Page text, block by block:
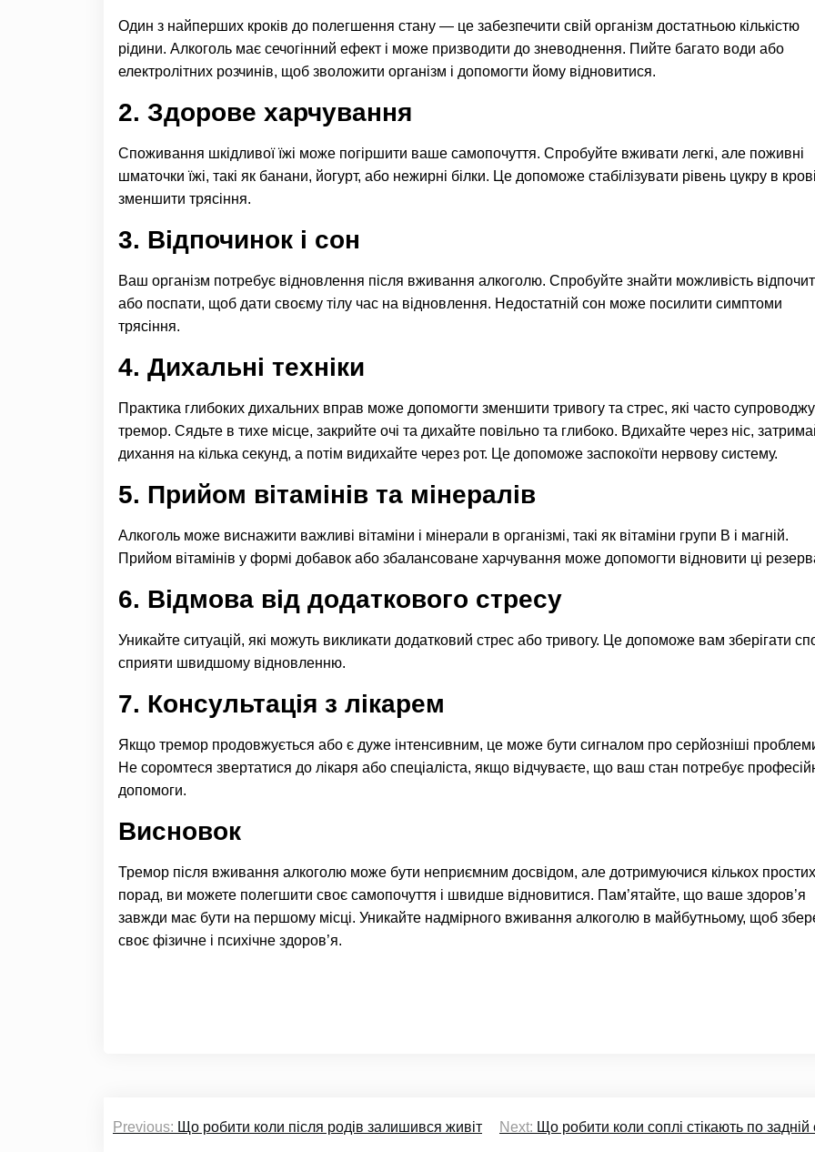
Один з найперших кроків до полегшення стану — це забезпечити свій організм достатньою кількістю
рідини. Алкоголь має сечогінний ефект і може призводити до зневоднення. Пийте багато води або
електролітних розчинів, щоб зволожити організм і допомогти йому відновитися.
2. Здорове харчування
Споживання шкідливої їжі може погіршити ваше самопочуття. Спробуйте вживати легкі, але поживні
шматочки їжі, такі як банани, йогурт, або нежирні білки. Це допоможе стабілізувати рівень цукру в
зменшити трясіння.
3. Відпочинок і сон
Ваш організм потребує відновлення після вживання алкоголю. Спробуйте знайти можливість
або поспати, щоб дати своєму тілу час на відновлення. Недостатній сон може посилити симптоми
трясіння.
4. Дихальні техніки
Практика глибоких дихальних вправ може допомогти зменшити тривогу та стрес, які часто
тремор. Сядьте в тихе місце, закрийте очі та дихайте повільно та глибоко. Вдихайте через ніс,
дихання на кілька секунд, а потім видихайте через рот. Це допоможе заспокоїти нервову систему.
5. Прийом вітамінів та мінералів
Алкоголь може виснажити важливі вітаміни і мінерали в організмі, такі як вітаміни групи B і магній.
Прийом вітамінів у формі добавок або збалансоване харчування може допомогти відновити ці
6. Відмова від додаткового стресу
Уникайте ситуацій, які можуть викликати додатковий стрес або тривогу. Це допоможе вам зберігати
сприяти швидшому відновленню.
7. Консультація з лікарем
Якщо тремор продовжується або є дуже інтенсивним, це може бути сигналом про серйозніші
Не соромтеся звертатися до лікаря або спеціаліста, якщо відчуваєте, що ваш стан потребує
допомоги.
Висновок
Тремор після вживання алкоголю може бути неприємним досвідом, але дотримуючися кількох простих
порад, ви можете полегшити своє самопочуття і швидше відновитися. Пам’ятайте, що ваше здоров’я
завжди має бути на першому місці. Уникайте надмірного вживання алкоголю в майбутньому, щоб
своє фізичне і психічне здоров’я.
Навігація
Previous: Що робити коли після родів залишився живіт Next: Що робити коли соплі стікають по задній